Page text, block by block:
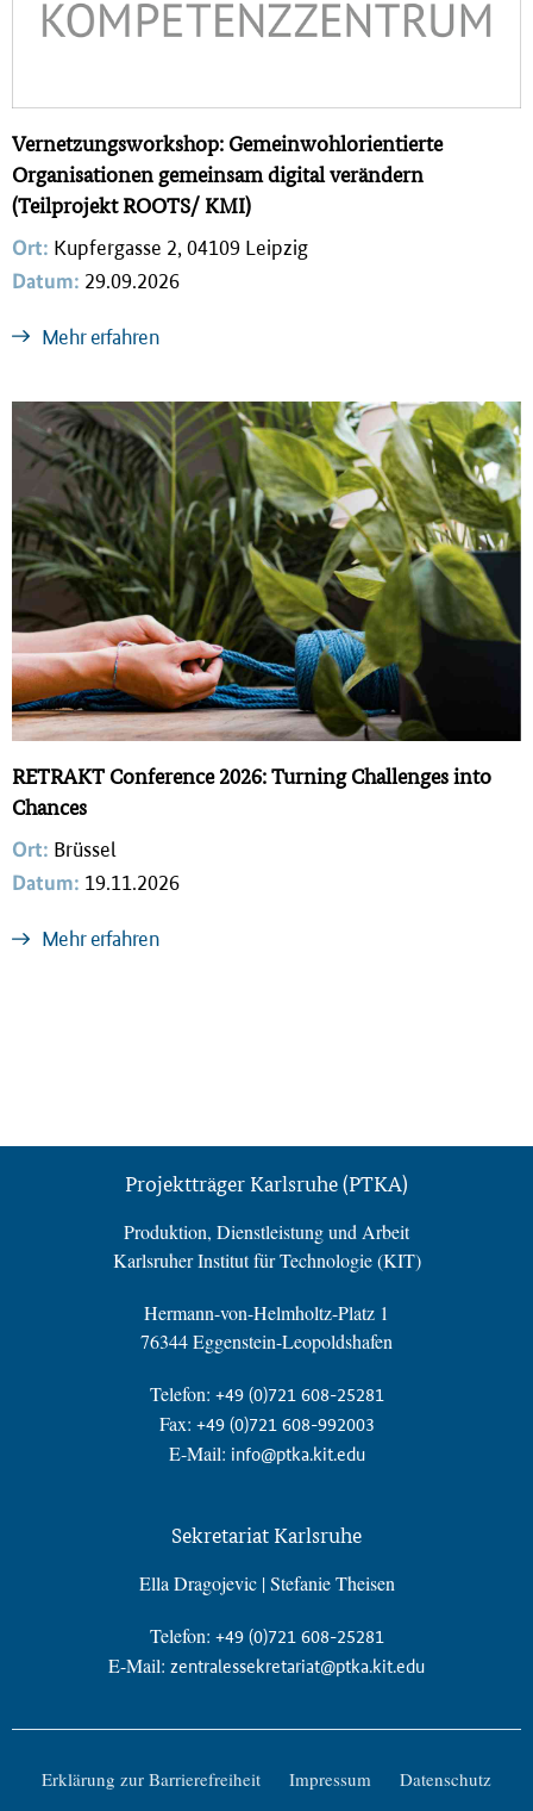
Vernetzungsworkshop: Gemeinwohlorientierte
Organisationen gemeinsam digital verändern
(Teilprojekt ROOTS/ KMI)
Ort: Kupfergasse 2, 04109 Leipzig
Datum: 29.09.2026
Mehr erfahren
RETRAKT Conference 2026: Turning Challenges into
Chances
Ort: Brüssel
Datum: 19.11.2026
Mehr erfahren
Projektträger Karlsruhe (PTKA)
Produktion, Dienstleistung und Arbeit
Karlsruher Institut für Technologie (KIT)
Hermann-von-Helmholtz-Platz 1
76344 Eggenstein-Leopoldshafen
Telefon: +49 (0)721 608-25281
Fax: +49 (0)721 608-992003
E-Mail: info@ptka.kit.edu
Sekretariat Karlsruhe
Ella Dragojevic | Stefanie Theisen
Telefon: +49 (0)721 608-25281
E-Mail: zentralessekretariat@ptka.kit.edu
Erklärung zur Barrierefreiheit Impressum
Datenschutz